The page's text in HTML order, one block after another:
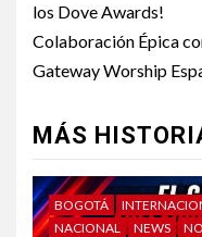
los Dove Awards!
Colaboración Épica
Gateway Worship
MÁS
BOGOTÁ
NACIONAL
NEWS